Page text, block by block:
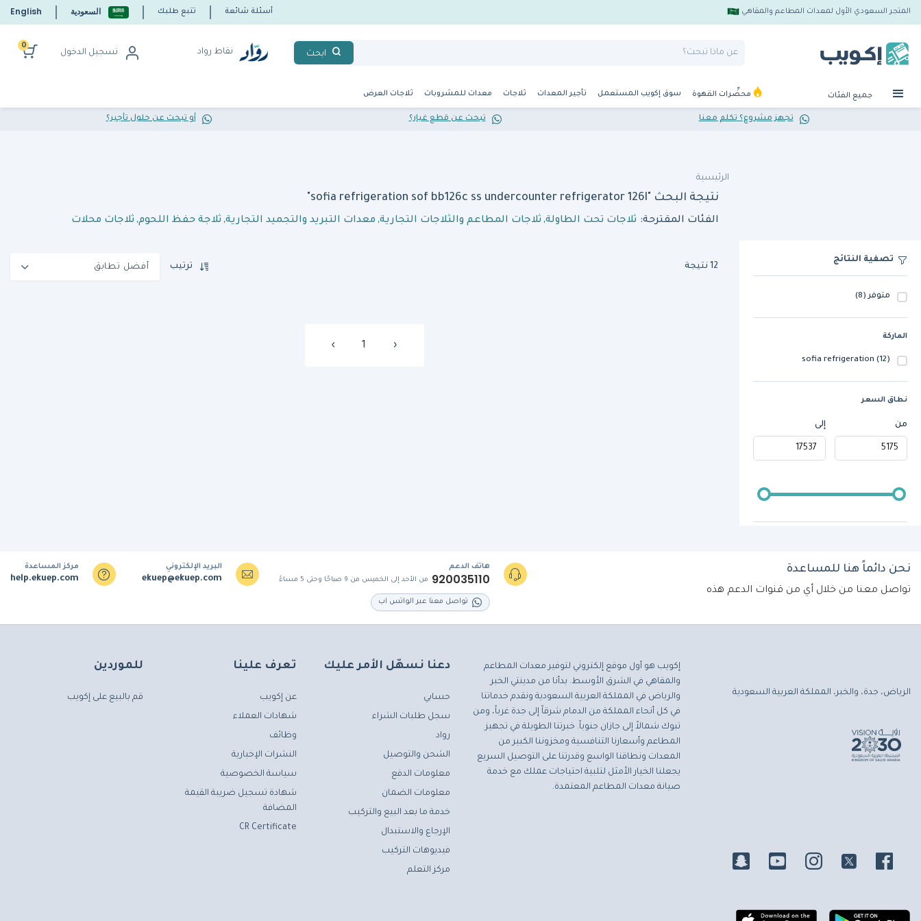
المتجر السعودي الأول لمعدات المطاعم والمقاهي أسئلة شائعة تتبع طلبك السعودية English
ابحث نقاط رواد تسجيل الدخول
0
جميع الفئات محضِّرات القهوة سوق إكويب المستعمل تأجير المعدات ثلاجات معدات للمشروبات ثلاجات العرض
تجهز مشروع؟ تكلم معنا تبحث عن قطع غيار؟ أو تبحث عن حلول تأجير؟
الرئيسية
نتيجة البحث "sofia refrigeration sof bb126c ss undercounter refrigerator 126l"
الفئات المقترحة: ثلاجات تحت الطاولة, ثلاجات المطاعم والثلاجات التجارية, معدات التبريد والتجميد التجارية, ثلاجة حفظ اللحوم, ثلاجات محلات
تصفية النتائج
متوفر(8)
الماركة
sofia refrigeration (12)
نطاق السعر
من إلى
12 نتيجة ترتيب أفضل تطابق
‹
1
›
نحن دائماً هنا للمساعدة
تواصل معنا من خلال أي من قنوات الدعم هذه
هاتف الدعم
920035110 من الأحد إلى الخميس من 9 صباحًا وحتى 5 مساءً
تواصل معنا عبر الواتس اب
البريد الإلكتروني
ekuep@ekuep.com
مركز المساعدة
help.ekuep.com
الرياض، جدة، والخبر، المملكة العربية السعودية
إكويب هو أول موقع إلكتروني لتوفير معدات المطاعم
والمقاهي في الشرق الأوسط. بدأنا من مدينتي الخبر
والرياض في المملكة العربية السعودية ونقدم خدماتنا
في كل أنحاء المملكة من الدمام شرقاً إلى جدة غرباً، ومن
تبوك شمالاً إلى جازان جنوباً. خبرتنا الطويلة في تجهيز
المطاعم وأسعارنا التنافسية ومخزوننا الكبير من
المعدات ونطاقنا الواسع وقدرتنا على التوصيل السريع
يجعلنا الخيار الأمثل لتلبية احتياجات عملك مع خدمة
صيانة معدات المطاعم المعتمدة.
دعنا نسهّل الأمر عليك
حسابي
سجل طلبات الشراء
رواد
الشحن والتوصيل
معلومات الدفع
معلومات الضمان
خدمة ما بعد البيع والتركيب
الإرجاع والاستبدال
فيديوهات التركيب
مركز التعلم
تعرف علينا
عن إكويب
شهادات العملاء
وظائف
النشرات الإخبارية
سياسة الخصوصية
شهادة تسجيل ضريبة القيمة
المضافة
CR Certificate
للموردين
قم بالبيع على إكويب